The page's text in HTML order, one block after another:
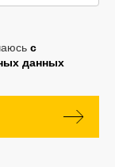
с
данных